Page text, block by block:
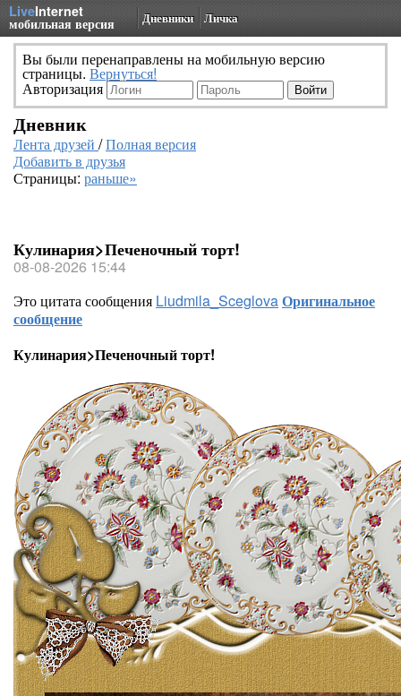
LiveInternet
мобильная версия Дневники Личка
Вы были перенаправлены на мобильную версию
страницы. Вернуться!
Авторизация
Дневник
Лента друзей /Полная версия
Добавить в друзья
Страницы: раньше»
Кулинария>Печеночный торт!
08-08-2026 15:44
Это цитата сообщения Liudmila_SceglovaОригинальное
сообщение
Кулинария>Печеночный торт!